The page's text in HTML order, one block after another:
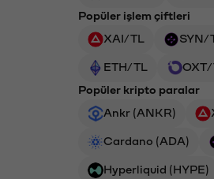
Popüler işlem çiftleri
XAI/TL
SYN/
ETH/TL
Popüler kripto paralar
Ankr (ANKR)
Cardano (ADA)
Hyperliquid (HYPE)